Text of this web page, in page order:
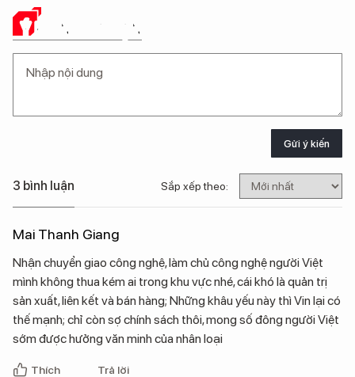
Ý KIẾN CỦA BẠN
Gửi ý kiến
3 bình luận Sắp xếp theo:
Mai Thanh Giang
Nhận chuyển giao công nghệ, làm chủ công nghệ người Việt
mình không thua kém ai trong khu vực nhé, cái khó là quản trị
sản xuất, liên kết và bán hàng; Những khâu yếu này thì Vin lại có
thế mạnh; chỉ còn sợ chính sách thôi, mong số đông người Việt
sớm được hưởng văn minh của nhân loại
Thích Trả lời